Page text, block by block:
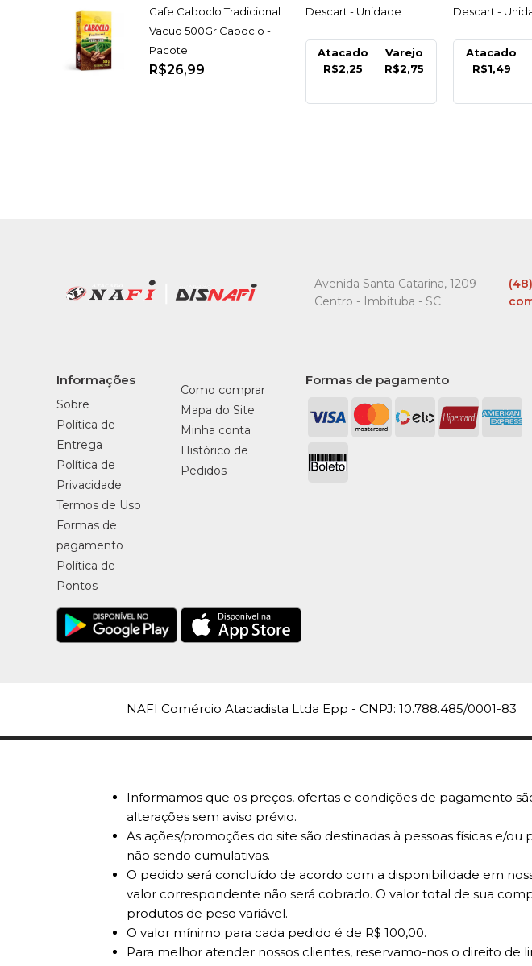
Cafe Caboclo Tradicional
Vacuo 500Gr Caboclo -
Pacote
R$26,99
Descart - Unidade
Atacado
R$2,25
Varejo
R$2,75
Descart -
Atacado
R$1,49
Avenida Santa Catarina, 1209
Centro - Imbituba - SC
Informações
Sobre
Política de
Entrega
Política de
Privacidade
Termos de Uso
Formas de
pagamento
Política de
Pontos
Como comprar
Mapa do Site
Minha conta
Histórico de
Pedidos
Formas de pagamento
NAFI Comércio Atacadista Ltda Epp - CNPJ: 10.788.485/0001-83
Informamos que os preços, ofertas e condições de pagamento
alterações sem aviso prévio.
As ações/promoções do site são destinadas à pessoas físicas e/
não sendo cumulativas.
O pedido será concluído de acordo com a disponibilidade em
valor correspondente não será cobrado. O valor total de sua
produtos de peso variável.
O valor mínimo para cada pedido é de R$ 100,00.
Para melhor atender nossos clientes, reservamo-nos o direito